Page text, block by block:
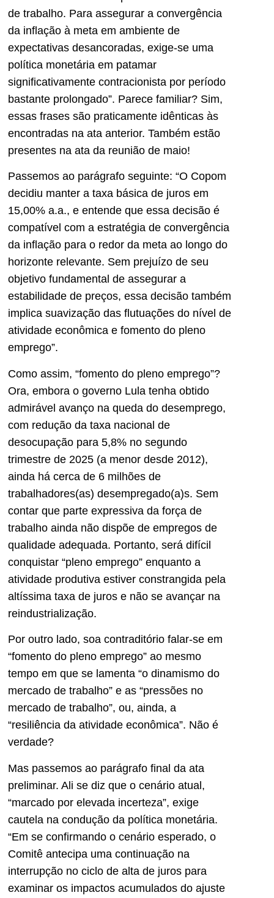
de trabalho. Para assegurar a convergência
da inflação à meta em ambiente de
expectativas desancoradas, exige-se uma
política monetária em patamar
significativamente contracionista por período
bastante prolongado”. Parece familiar? Sim,
essas frases são praticamente idênticas às
encontradas na ata anterior. Também estão
presentes na ata da reunião de maio!
Passemos ao parágrafo seguinte: “O Copom
decidiu manter a taxa básica de juros em
15,00% a.a., e entende que essa decisão é
compatível com a estratégia de convergência
da inflação para o redor da meta ao longo do
horizonte relevante. Sem prejuízo de seu
objetivo fundamental de assegurar a
estabilidade de preços, essa decisão também
implica suavização das flutuações do nível de
atividade econômica e fomento do pleno
emprego”.
Como assim, “fomento do pleno emprego”?
Ora, embora o governo Lula tenha obtido
admirável avanço na queda do desemprego,
com redução da taxa nacional de
desocupação para 5,8% no segundo
trimestre de 2025 (a menor desde 2012),
ainda há cerca de 6 milhões de
trabalhadores(as) desempregado(a)s. Sem
contar que parte expressiva da força de
trabalho ainda não dispõe de empregos de
qualidade adequada. Portanto, será difícil
conquistar “pleno emprego” enquanto a
atividade produtiva estiver constrangida pela
altíssima taxa de juros e não se avançar na
reindustrialização.
Por outro lado, soa contraditório falar-se em
“fomento do pleno emprego” ao mesmo
tempo em que se lamenta “o dinamismo do
mercado de trabalho” e as “pressões no
mercado de trabalho”, ou, ainda, a
“resiliência da atividade econômica”. Não é
verdade?
Mas passemos ao parágrafo final da ata
preliminar. Ali se diz que o cenário atual,
“marcado por elevada incerteza”, exige
cautela na condução da política monetária.
“Em se confirmando o cenário esperado, o
Comitê antecipa uma continuação na
interrupção no ciclo de alta de juros para
examinar os impactos acumulados do ajuste